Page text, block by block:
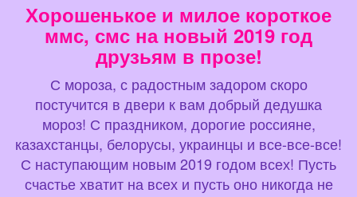
Хорошенькое и милое короткое
ммс, смс на новый 2019 год
друзьям в прозе!
С мороза, с радостным задором скоро
постучится в двери к вам добрый дедушка
мороз! С праздником, дорогие россияне,
казахстанцы, белорусы, украинцы и все-все-все!
С наступающим новым 2019 годом всех! Пусть
счастье хватит на всех и пусть оно никогда не